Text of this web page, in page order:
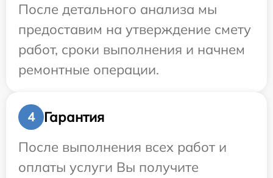
После детального анализа мы
предоставим на утверждение смету
работ, сроки выполнения и начнем
ремонтные операции.
4
Гарантия
После выполнения всех работ и
оплаты услуги Вы получите